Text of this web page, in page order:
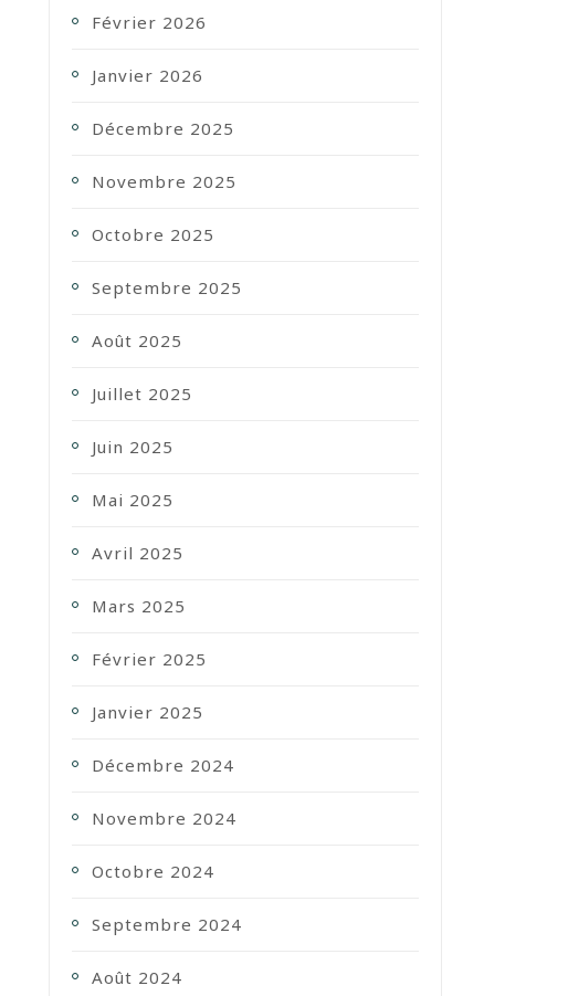
Février 2026
Janvier 2026
Décembre 2025
Novembre 2025
Octobre 2025
Septembre 2025
Août 2025
Juillet 2025
Juin 2025
Mai 2025
Avril 2025
Mars 2025
Février 2025
Janvier 2025
Décembre 2024
Novembre 2024
Octobre 2024
Septembre 2024
Août 2024